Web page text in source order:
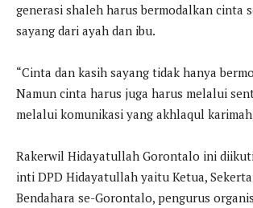
generasi shaleh harus bermodalkan cinta
sayang dari ayah dan ibu.
“Cinta dan kasih sayang tidak hanya
Namun cinta harus juga harus melalui
melalui komunikasi yang akhlaqul
Rakerwil Hidayatullah Gorontalo ini
inti DPD Hidayatullah yaitu Ketua,
Bendahara se-Gorontalo, pengurus